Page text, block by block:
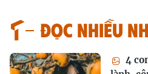
Đọc nhiều
4